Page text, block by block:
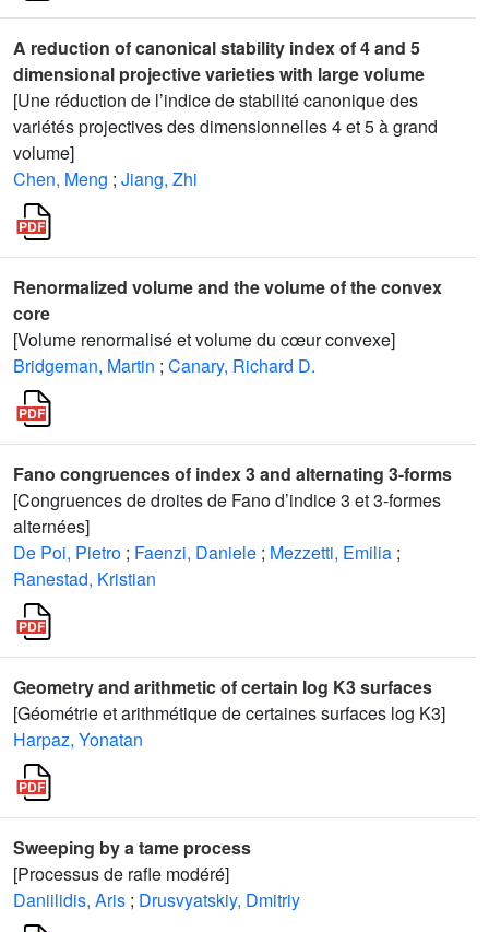
A reduction of canonical stability index of 4 and 5
dimensional projective varieties with large volume
[Une réduction de l’indice de stabilité canonique des
variétés projectives des dimensionnelles 4 et 5 à grand
volume]
Chen, Meng ; Jiang, Zhi
Renormalized volume and the volume of the convex
core
[Volume renormalisé et volume du cœur convexe]
Bridgeman, Martin ; Canary, Richard D.
Fano congruences of index 3 and alternating 3-forms
[Congruences de droites de Fano d’indice 3 et 3-formes
alternées]
De Poi, Pietro ; Faenzi, Daniele ; Mezzetti, Emilia ;
Ranestad, Kristian
Geometry and arithmetic of certain log K3 surfaces
[Géométrie et arithmétique de certaines surfaces log K3]
Harpaz, Yonatan
Sweeping by a tame process
[Processus de rafle modéré]
Daniilidis, Aris ; Drusvyatskiy, Dmitriy